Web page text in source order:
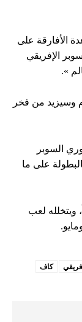
الأفارقة على
الإفريقي
».
وسيزيد من فخر
السوبر
بالبطولة على ما
الإفريقي مشاركة 24 نادياً، ويتخلله لعب
كاف